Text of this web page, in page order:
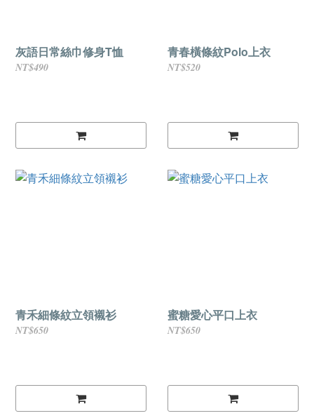
灰語日常絲巾修身T恤
NT$490
青春橫條紋Polo上衣
NT$520
青禾細條紋立領襯衫
NT$650
蜜糖愛心平口上衣
NT$650